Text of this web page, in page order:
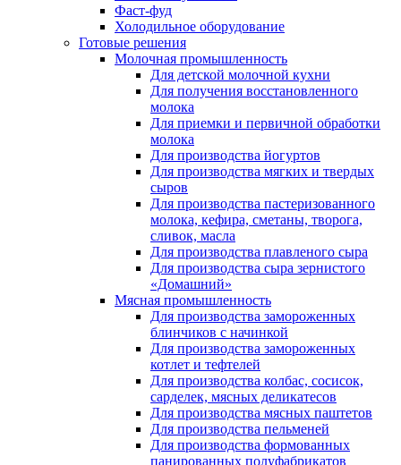
Фаст-фуд
Холодильное оборудование
Готовые решения
Молочная промышленность
Для детской молочной кухни
Для получения восстановленного
молока
Для приемки и первичной обработки
молока
Для производства йогуртов
Для производства мягких и твердых
сыров
Для производства пастеризованного
молока, кефира, сметаны, творога,
сливок, масла
Для производства плавленого сыра
Для производства сыра зернистого
«Домашний»
Мясная промышленность
Для производства замороженных
блинчиков с начинкой
Для производства замороженных
котлет и тефтелей
Для производства колбас, сосисок,
сарделек, мясных деликатесов
Для производства мясных паштетов
Для производства пельменей
Для производства формованных
панированных полуфабрикатов